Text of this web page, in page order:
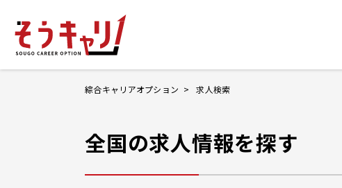
ホームにもどる
綜合キャリアオプション 求人検索
全国の求人情報を探す